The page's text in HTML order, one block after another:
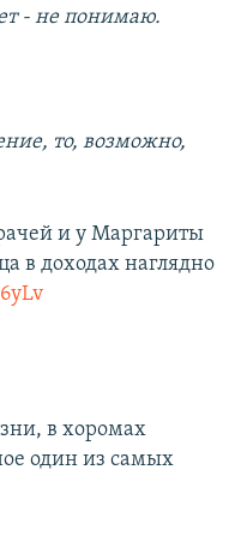
- не понимаю.
то, возможно,
и у Маргариты
в доходах наглядно
в хоромах
один из самых